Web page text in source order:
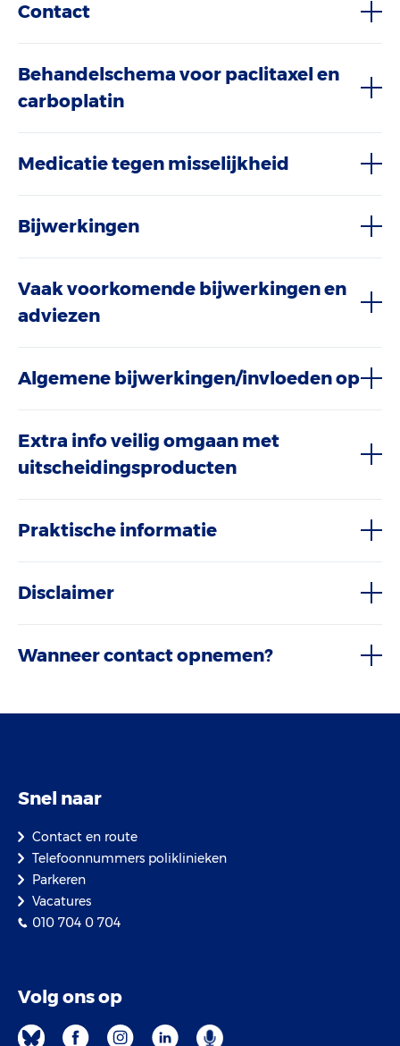
Contact
Behandelschema voor paclitaxel en
carboplatin
Medicatie tegen misselijkheid
Bijwerkingen
Vaak voorkomende bijwerkingen en
adviezen
Algemene bijwerkingen/invloeden op
Extra info veilig omgaan met
uitscheidingsproducten
Praktische informatie
Disclaimer
Wanneer contact opnemen?
Snel naar
Contact en route
Telefoonnummers poliklinieken
Parkeren
Vacatures
010 704 0 704
Volg ons op